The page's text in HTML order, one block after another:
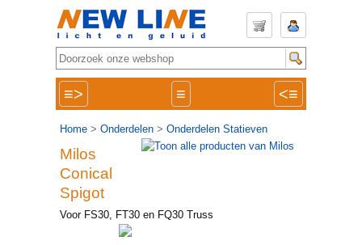
≡> ≡ <≡
Home > Onderdelen > Onderdelen Statieven
Milos
Conical
Spigot
Voor FS30, FT30 en FQ30 Truss